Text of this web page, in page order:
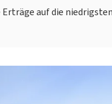
auf die